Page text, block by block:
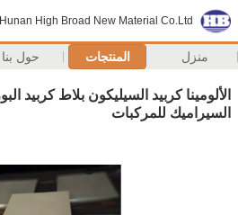
Hunan High Broad New Material Co.Ltd.
منزل المنتجات حول بنا
السيراميك للمركبات